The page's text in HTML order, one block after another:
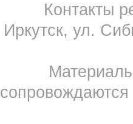
Контакты
Иркутск, ул.